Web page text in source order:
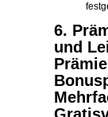
6.
und